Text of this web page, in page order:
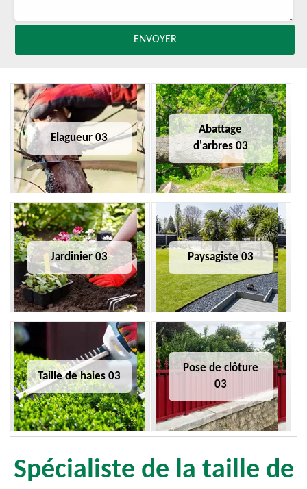
Elagueur 03
Abattage
d'arbres 03
Jardinier 03 Paysagiste 03
Taille de haies 03
Pose de clôture
03
Spécialiste de la taille de